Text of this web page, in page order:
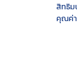
สิทธิ
คุณค่